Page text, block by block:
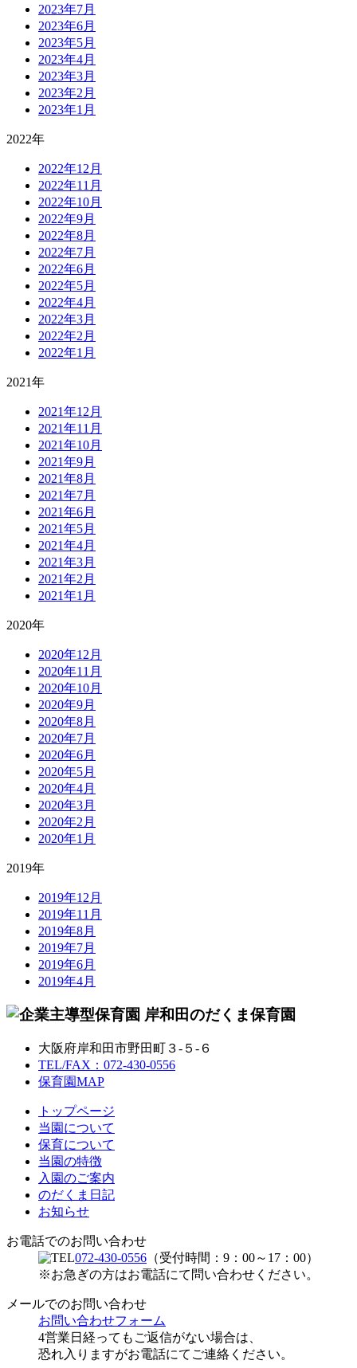
2023年7月
2023年6月
2023年5月
2023年4月
2023年3月
2023年2月
2023年1月
2022年
2022年12月
2022年11月
2022年10月
2022年9月
2022年8月
2022年7月
2022年6月
2022年5月
2022年4月
2022年3月
2022年2月
2022年1月
2021年
2021年12月
2021年11月
2021年10月
2021年9月
2021年8月
2021年7月
2021年6月
2021年5月
2021年4月
2021年3月
2021年2月
2021年1月
2020年
2020年12月
2020年11月
2020年10月
2020年9月
2020年8月
2020年7月
2020年6月
2020年5月
2020年4月
2020年3月
2020年2月
2020年1月
2019年
2019年12月
2019年11月
2019年8月
2019年7月
2019年6月
2019年4月
大阪府岸和田市野田町３-５-６
TEL/FAX：072-430-0556
保育園MAP
トップページ
当園について
保育について
当園の特徴
入園のご案内
のだくま日記
お知らせ
お電話でのお問い合わせ
072-430-0556 （受付時間：9：00～17：00）
※お急ぎの方はお電話にて問い合わせください。
メールでのお問い合わせ
お問い合わせフォーム
4営業日経ってもご返信がない場合は、
恐れ入りますがお電話にてご連絡ください。